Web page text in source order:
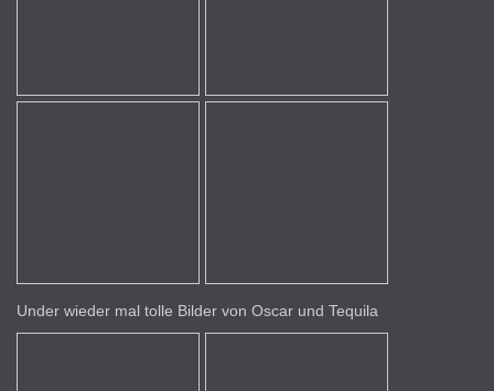
Under wieder mal tolle Bilder von Oscar und Tequila